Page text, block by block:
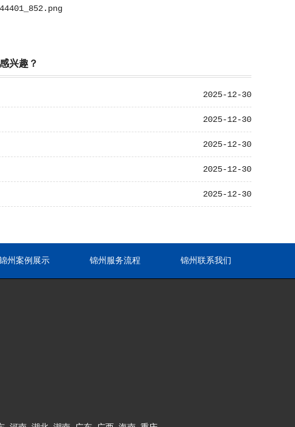
兴趣？
2025-12-30
2025-12-30
2025-12-30
2025-12-30
2025-12-30
州案例展示 锦州服务流程 锦州联系我们